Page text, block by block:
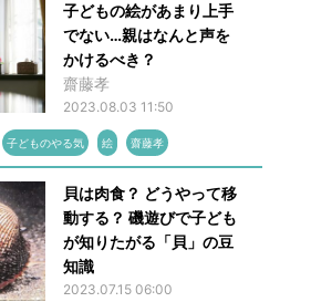
子どもの絵があまり上手
でない…親はなんと声を
かけるべき？
齋藤孝
2023.08.03 11:50
子どものやる気 絵 齋藤孝
貝は肉食？ どうやって移
動する？ 磯遊びで子ども
が知りたがる「貝」の豆
知識
2023.07.15 06:00